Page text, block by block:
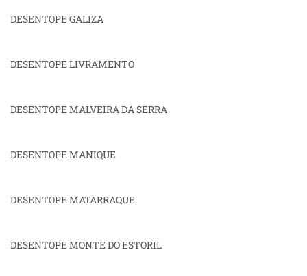
DESENTOPE GALIZA
DESENTOPE LIVRAMENTO
DESENTOPE MALVEIRA DA SERRA
DESENTOPE MANIQUE
DESENTOPE MATARRAQUE
DESENTOPE MONTE DO ESTORIL